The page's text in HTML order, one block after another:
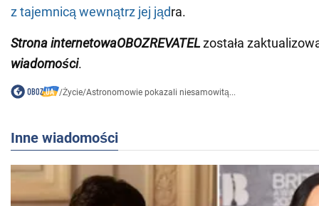
z tajemnicą wewnątrz jej jądra.
Strona internetowaOBOZREVATELzostała
wiadomości.
/Życie/Astronomowie pokazali niesamowitą...
Inne wiadomości